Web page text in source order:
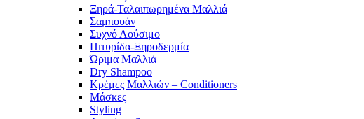
Ξηρά-Ταλαιπωρημένα Μαλλιά
Σαμπουάν
Συχνό Λούσιμο
Πιτυρίδα-Ξηροδερμία
Ώριμα Μαλλιά
Dry Shampoo
Κρέμες Μαλλιών – Conditioners
Μάσκες
Styling